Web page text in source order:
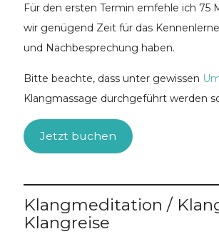
Für den ersten Termin emfehle ich 75
wir genügend Zeit für das
und Nachbesprechung haben.
Bitte beachte, dass unter gewissen
Klangmassage durchgeführt werden
Jetzt buchen
Klangmeditation /
Klangreise